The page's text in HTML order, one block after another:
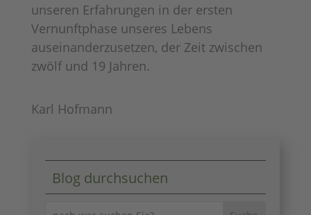
unseren Erfahrungen in der ersten
Vernunftphase unseres Lebens
auseinanderzusetzen, der Zeit zwischen
zwölf und 19 Jahren.
Karl Hofmann
Blog durchsuchen